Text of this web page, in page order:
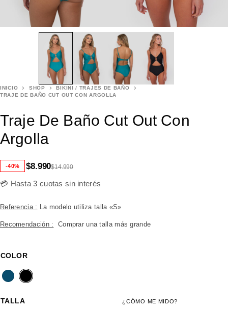
INICIO SHOP
BIKINI / TRAJES DE BAÑO
TRAJE DE BAÑO CUT OUT CON ARGOLLA
Traje De Baño Cut Out Con
Argolla
-40% $14.990
$8.990
💳 Hasta 3 cuotas sin interés
Referencia : La modelo utiliza talla «S»
Recomendación : Comprar una talla más grande
COLOR
¿CÓMO ME MIDO?
TALLA